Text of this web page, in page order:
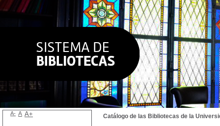
Catálogo de las Bibliotecas de la
A- A A+